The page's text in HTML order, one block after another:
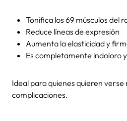
Tonifica los 69 músculos del
Reduce líneas de expresión
Aumenta la elasticidad y
Es completamente indoloro
Ideal para quienes quieren verse
complicaciones.